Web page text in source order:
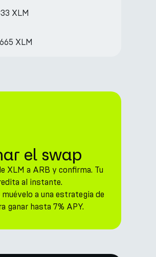
XLM
XLM
el swap
XLM a ARB y confirma. Tu
al instante.
a una estrategia de
ganar hasta 7% APY.